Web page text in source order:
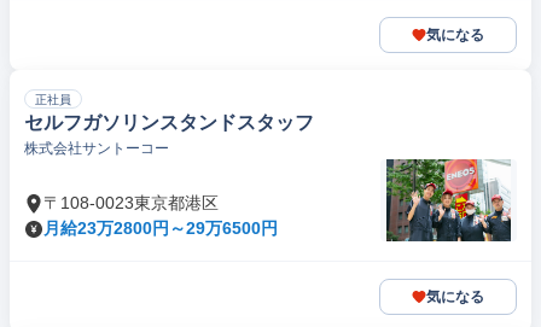
気になる
正社員
セルフガソリンスタンドスタッフ
株式会社サントーコー
〒108-0023東京都港区
月給23万2800円～29万6500円
気になる